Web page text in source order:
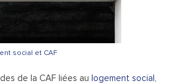
social et CAF
de la CAF liées aulogement social,